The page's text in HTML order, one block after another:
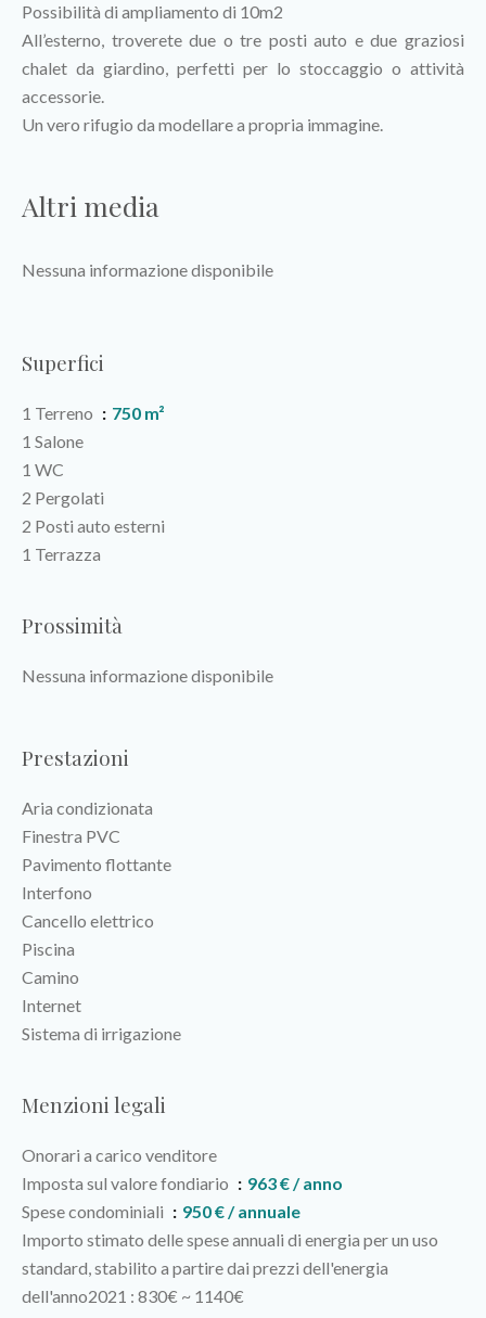
Possibilità di ampliamento di 10m2
All’esterno, troverete due o tre posti auto e due graziosi
chalet da giardino, perfetti per lo stoccaggio o attività
accessorie.
Un vero rifugio da modellare a propria immagine.
Altri media
Nessuna informazione disponibile
Superfici
1 Terreno
750 m²
1 Salone
1 WC
2 Pergolati
2 Posti auto esterni
1 Terrazza
Prossimità
Nessuna informazione disponibile
Prestazioni
Aria condizionata
Finestra PVC
Pavimento flottante
Interfono
Cancello elettrico
Piscina
Camino
Internet
Sistema di irrigazione
Menzioni legali
Onorari a carico venditore
Imposta sul valore fondiario
963 € / anno
Spese condominiali
950 € / annuale
Importo stimato delle spese annuali di energia per un uso
standard, stabilito a partire dai prezzi dell'energia
dell'anno2021 : 830€ ~ 1140€